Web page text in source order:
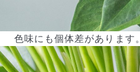
色味にも個体差があります。